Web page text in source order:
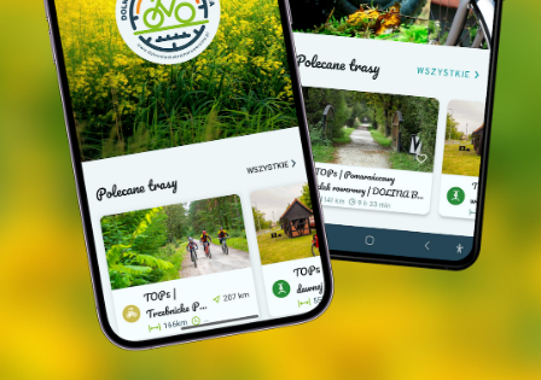
Schmalspurbahn erinnern
ehemaliger Bahnhof in Sułów Milicki
Panorama von Teichen, schönen Landschaften
und seltenen Vogelarten
Bildungs- und Tourismuszentrum in Ruda
Sułowska
Mücken- und Krokodildenkmal im Dorf
Niezgoda
das Naturschutzgebiet Olszyny Niezgodzkie